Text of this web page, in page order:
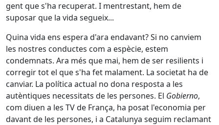
gent que s'ha recuperat. I mentrestant, hem de
suposar que la vida segueix...
Quina vida ens espera d'ara endavant? Si no canviem
les nostres conductes com a espècie, estem
condemnats. Ara més que mai, hem de ser resilients i
corregir tot el que s'ha fet malament. La societat ha de
canviar. La política actual no dona resposta a les
autèntiques necessitats de les persones. El Gobierno,
com diuen a les TV de França, ha posat l'economia per
davant de les persones, i a Catalunya seguim reclamant